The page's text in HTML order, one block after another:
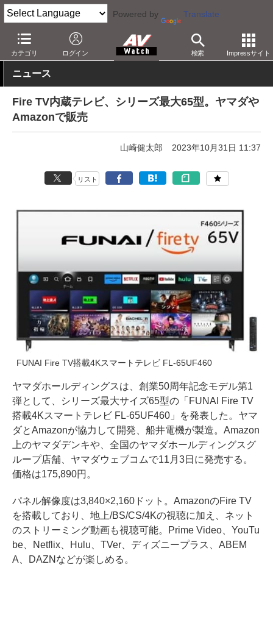
Powered by Translate
カテゴリ ログイン 検索 Impressサイト
AV Watch 製品 テレビ 4K
ニュース
Fire TV内蔵テレビ、シリーズ最大65型。ヤマダや
Amazonで販売
山崎健太郎 2023年10月31日 11:37
リスト
FUNAI Fire TV搭載4Kスマートテレビ FL-65UF460
ヤマダホールディングスは、創業50周年記念モデル第1
弾として、シリーズ最大サイズ65型の「FUNAI Fire TV
搭載4Kスマートテレビ FL-65UF460」を発表した。ヤマ
ダとAmazonが協力して開発、船井電機が製造。Amazon
上のヤマダデンキや、全国のヤマダホールディングスグ
ループ店舗、ヤマダウェブコムで11月3日に発売する。
価格は175,890円。
パネル解像度は3,840×2,160ドット。AmazonのFire TV
を搭載しており、地上/BS/CS/4Kの視聴に加え、ネット
のストリーミング動画も視聴可能。Prime Video、YouTu
be、Netflix、Hulu、TVer、ディズニープラス、ABEM
A、DAZNなどが楽しめる。